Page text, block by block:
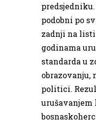
podobni po
zadnji na
godinama
standarda u
obrazovanju,
politici.